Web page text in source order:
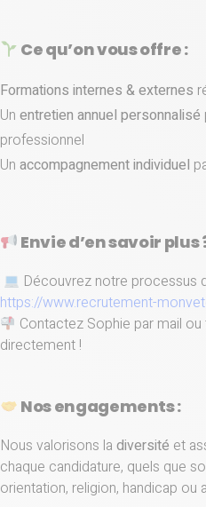
Ce qu’on vous offre :
Formations internes & externes
Un entretien annuel personnalisé
professionnel
Un accompagnement individuel
Envie d’en savoir plus
Découvrez notre processus
https://www.recrutement-
Contactez Sophie par mail
directement !
Nos engagements :
Nous valorisons la diversité et
chaque candidature, quels que
orientation, religion, handicap ou